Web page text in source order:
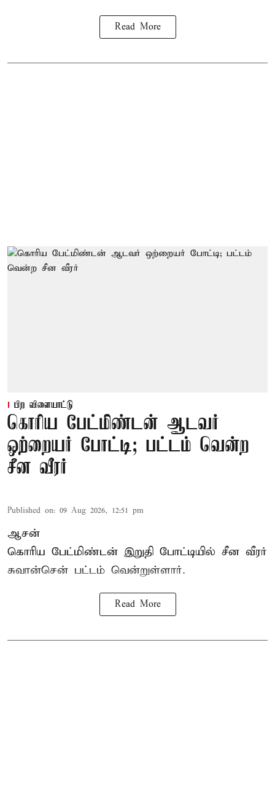
Read More
பிற விளையாட்டு
கொரிய பேட்மிண்டன் ஆடவர்
ஒற்றையர் போட்டி; பட்டம் வென்ற
சீன வீரர்
Published on: 09 Aug 2026, 12:51 pm
ஆசன்
கொரிய பேட்மிண்டன் இறுதி போட்டியில் சீன வீரர்
சுவான்சென் பட்டம் வென்றுள்ளார்.
Read More